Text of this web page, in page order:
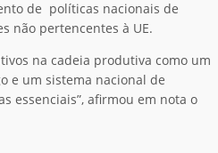
de políticas nacionais de
não pertencentes à UE.
na cadeia produtiva como um
e um sistema nacional de
essenciais”, afirmou em nota o